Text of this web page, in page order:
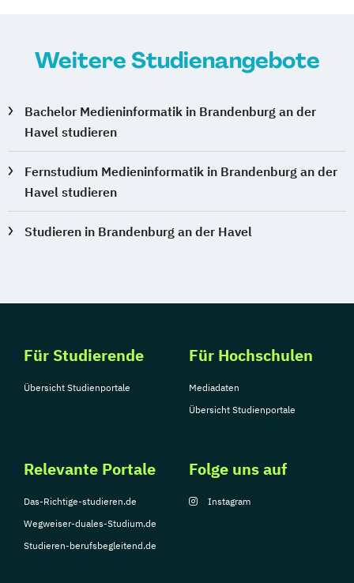
Weitere Studienangebote
Bachelor Medieninformatik in Brandenburg an der
Havel studieren
Fernstudium Medieninformatik in Brandenburg an der
Havel studieren
Studieren in Brandenburg an der Havel
Für Studierende
Übersicht Studienportale
Für Hochschulen
Mediadaten
Übersicht Studienportale
Relevante Portale
Das-Richtige-studieren.de
Wegweiser-duales-Studium.de
Studieren-berufsbegleitend.de
Folge uns auf
Instagram